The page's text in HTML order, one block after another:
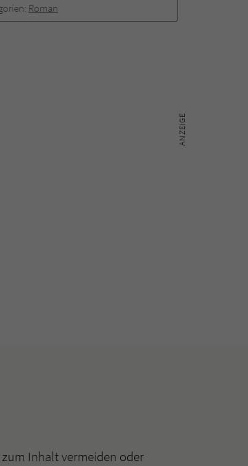
Roman
Inhalt vermeiden oder